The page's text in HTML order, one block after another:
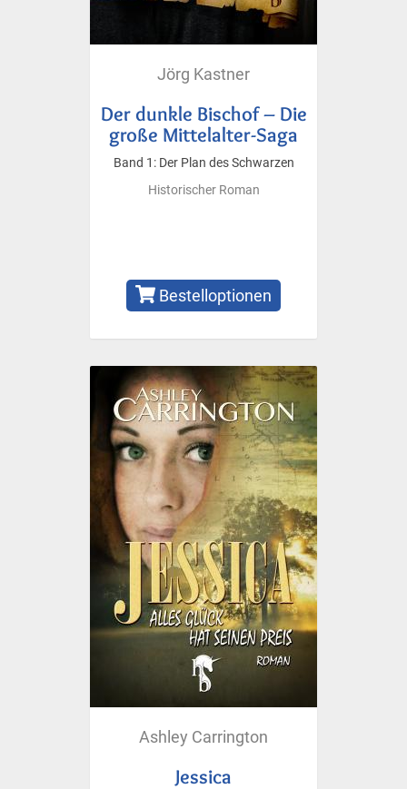
Jörg Kastner
Der dunkle Bischof – Die
große Mittelalter-Saga
Band 1: Der Plan des Schwarzen
Historischer Roman
Bestelloptionen
Ashley Carrington
Jessica